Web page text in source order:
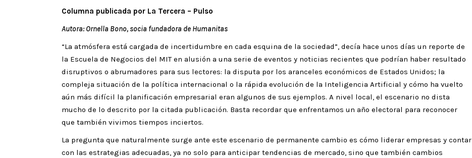
Columna publicada por La Tercera – Pulso
Autora: Ornella Bono, socia fundadora de Humanitas
“La atmósfera está cargada de incertidumbre en cada esquina de la sociedad”, decía hace unos días un reporte de
la Escuela de Negocios del MIT en alusión a una serie de eventos y noticias recientes que podrían haber resultado
disruptivos o abrumadores para sus lectores: la disputa por los aranceles económicos de Estados Unidos; la
compleja situación de la política internacional o la rápida evolución de la Inteligencia Artificial y cómo ha vuelto
aún más difícil la planificación empresarial eran algunos de sus ejemplos. A nivel local, el escenario no dista
mucho de lo descrito por la citada publicación. Basta recordar que enfrentamos un año electoral para reconocer
que también vivimos tiempos inciertos.
La pregunta que naturalmente surge ante este escenario de permanente cambio es cómo liderar empresas y contar
con las estrategias adecuadas, ya no solo para anticipar tendencias de mercado, sino que también cambios